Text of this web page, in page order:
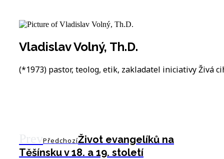
Vladislav Volný, Th.D.
(*1973) pastor, teolog, etik, zakladatel iniciativy Živá
PředchozíŽivot evangelíků na
Těšínsku v 18. a 19. století